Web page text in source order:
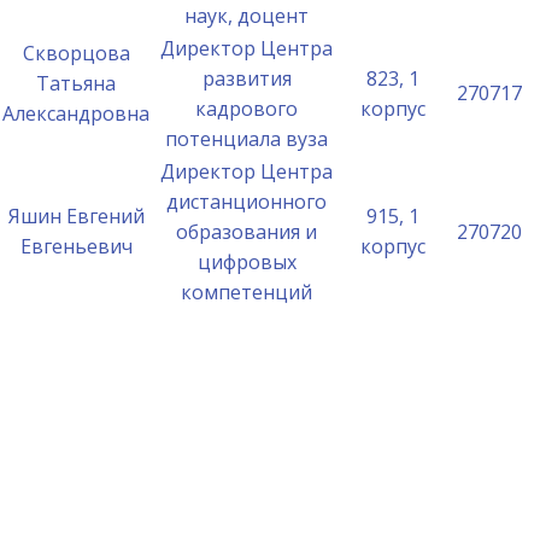
наук, доцент
Скворцова
Татьяна
Александровна
Директор Центра
развития
кадрового
потенциала вуза
823, 1
корпус
270717
Яшин Евгений
Евгеньевич
Директор Центра
дистанционного
образования и
цифровых
компетенций
915, 1
корпус
270720